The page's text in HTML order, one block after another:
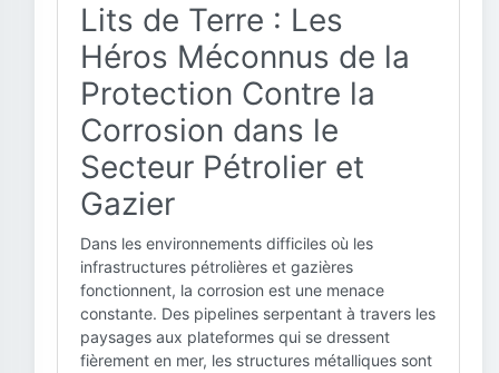
Lits de Terre : Les
Héros Méconnus de la
Protection Contre la
Corrosion dans le
Secteur Pétrolier et
Gazier
Dans les environnements difficiles où les
infrastructures pétrolières et gazières
fonctionnent, la corrosion est une menace
constante. Des pipelines serpentant à travers les
paysages aux plateformes qui se dressent
fièrement en mer, les structures métalliques sont